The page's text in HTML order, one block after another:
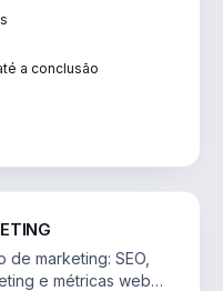
a conclusão
marketing: SEO,
e métricas web